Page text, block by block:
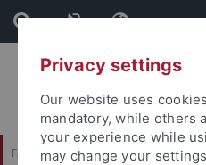
Skip
to
content
Skip
to
footer
Faculty of Science
Privacy settings
Our website uses
mandatory, while others
your experience while
may change your